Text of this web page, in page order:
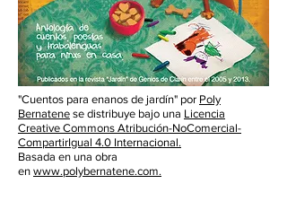
"Cuentos para enanos de jardín" por Poly
Bernatene se distribuye bajo una Licencia
Creative Commons Atribución-NoComercial-
CompartirIgual 4.0 Internacional.
Basada en una obra
en www.polybernatene.com.